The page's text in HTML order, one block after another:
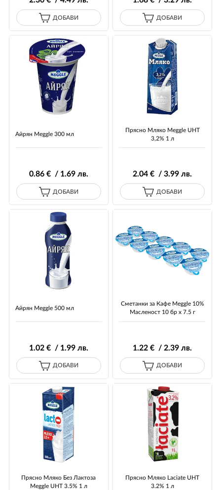
ДОБАВИ ДОБАВИ
Айрян Meggle 300 мл
0.86€ / 1.69лв.
ДОБАВИ
Прясно Мляко Meggle UHT
3,2% 1 л
2.04 € / 3.99 лв.
ДОБАВИ
Айрян Meggle 500 мл
1.02€ / 1.99лв.
ДОБАВИ
Сметанки за Кафе Meggle 10%
Масленост 10 бр х 7.5 г
1.22 € / 2.39 лв.
ДОБАВИ
Прясно Мляко Без Лактоза
Meggle UHT 3.5% 1 л
Прясно Мляко Laciate UHT
3.2% 1 л